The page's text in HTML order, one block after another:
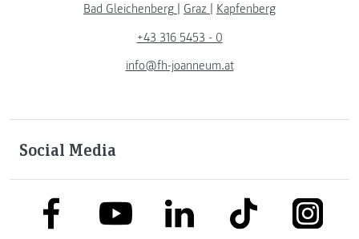
Bad Gleichenberg
Graz
Kapfenberg
+43 316 5453 - 0
info@fh-joanneum.at
Social Media
link to facebooklink to youtubelink to linkedinlink to tiktok